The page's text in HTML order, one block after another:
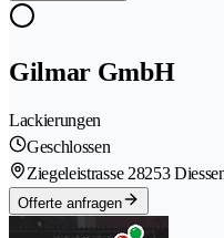
Gilmar GmbH
Lackierungen
Geschlossen
Ziegeleistrasse 28253
Offerte anfragen